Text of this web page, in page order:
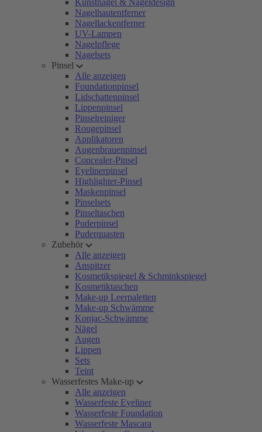
Kunstnägel & Nageldesign
Nagelhautentferner
Nagellackentferner
UV-Lampen
Nagelpflege
Nagelsets
Pinsel
Alle anzeigen
Foundationpinsel
Lidschattenpinsel
Lippenpinsel
Pinselreiniger
Rougepinsel
Applikatoren
Augenbrauenpinsel
Concealer-Pinsel
Eyelinerpinsel
Highlighter-Pinsel
Maskenpinsel
Pinselsets
Pinseltaschen
Puderpinsel
Puderquasten
Zubehör
Alle anzeigen
Anspitzer
Kosmetikspiegel & Schminkspiegel
Kosmetiktaschen
Make-up Leerpaletten
Make-up Schwämme
Konjac-Schwämme
Nägel
Augen
Lippen
Sets
Teint
Wasserfestes Make-up
Alle anzeigen
Wasserfeste Eyeliner
Wasserfeste Foundation
Wasserfeste Mascara